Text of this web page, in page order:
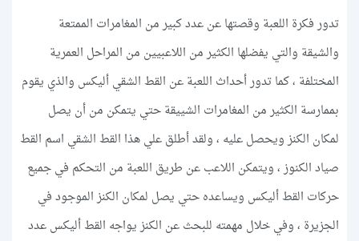
تدور فكرة اللعبة وقصتها عن عدد كبير من المغامرات الممتعة
والشيقة والتي يفضلها الكثير من اللاعبيين من المراحل العمرية
المختلفة ، كما تدور أحداث اللعبة عن القط الشقي أليكس والذي يقوم
بممارسة الكثير من المغامرات الشييقة حتي يتمكن من أن يصل
لمكان الكنز ويحصل عليه ، ولقد أطلق علي هذا القط الشقي اسم القط
صياد الكنوز ، ويتمكن اللاعب عن طريق اللعبة من التحكم في جميع
حركات القط أليكس ويساعده حتي يصل لمكان الكنز الموجود في
الجزيرة ، وفي خلال مهمته للبحث عن الكنز يواجه القط أليكس عدد